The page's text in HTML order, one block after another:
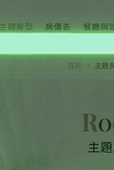
題房型 房價表 餐廳與
首頁 主題
R
主